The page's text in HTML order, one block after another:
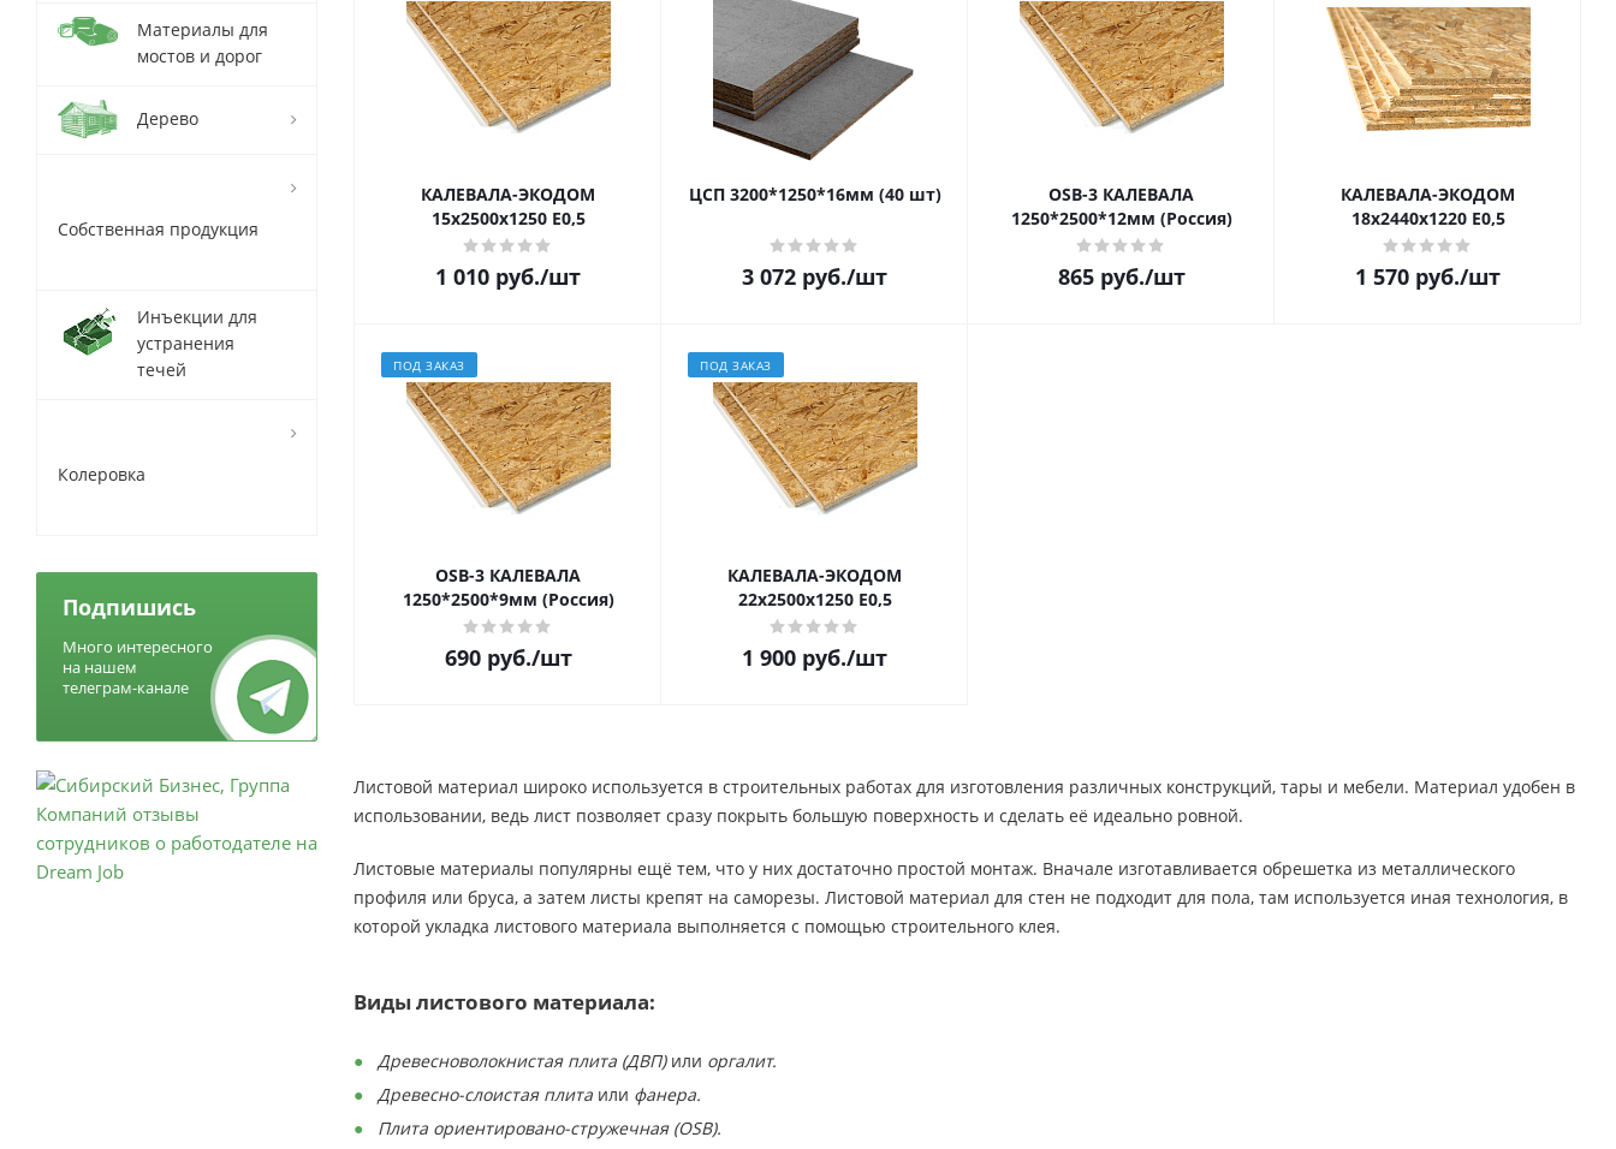
КАЛЕВАЛА-ЭКОДОМ
15х2500х1250 E0,5
1 010 руб./шт
ЦСП 3200*1250*16мм (40 шт)
3 072 руб./шт
OSB-3 КАЛЕВАЛА
1250*2500*12мм (Россия)
865руб./шт
КАЛЕВАЛА-ЭКОДОМ
18х2440х1220 E0,5
1 570 руб./шт
ПОД ЗАКАЗ
OSB-3 КАЛЕВАЛА
1250*2500*9мм (Россия)
690руб./шт
ПОД ЗАКАЗ
КАЛЕВАЛА-ЭКОДОМ
22х2500х1250 E0,5
1 900 руб./шт
Листовой материал широко используется в строительных работах для изготовления различных конструкций, тары и мебели. Материал удобен в
использовании, ведь лист позволяет сразу покрыть большую поверхность и сделать её идеально ровной.
Листовые материалы популярны ещё тем, что у них достаточно простой монтаж. Вначале изготавливается обрешетка из металлического
профиля или бруса, а затем листы крепят на саморезы. Листовой материал для стен не подходит для пола, там используется иная технология, в
которой укладка листового материала выполняется с помощью строительного клея.
Виды листового материала:
Древесноволокнистая плита (ДВП)или оргалит.
Древесно-слоистая плита или фанера.
Плита ориентировано-стружечная (ОSB).
Материалы для
мостов и дорог
Дерево
Собственная продукция
Инъекции для
устранения
течей
Колеровка
Подпишись
Много интересного
на нашем
телеграм-канале